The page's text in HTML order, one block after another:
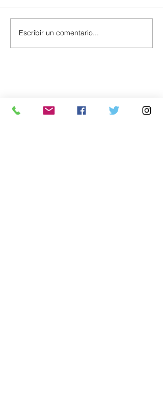
Escribir un comentario...